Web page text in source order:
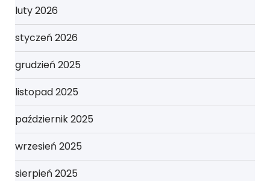
luty 2026
styczeń 2026
grudzień 2025
listopad 2025
październik 2025
wrzesień 2025
sierpień 2025